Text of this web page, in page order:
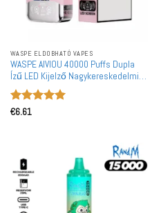
WASPE ELDOBHATÓ VAPES
WASPE AIVIOU 40000 Puffs Dupla
Ízű LED Kijelző Nagykereskedelmi
Újratölthető Eldobható Vape Nagy
Tételben Vásárolható
Értékelés:
€6.61